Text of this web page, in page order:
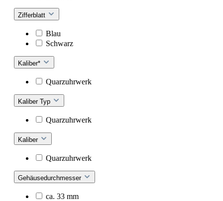
Zifferblatt
Blau
Schwarz
Kaliber*
Quarzuhrwerk
Kaliber Typ
Quarzuhrwerk
Kaliber
Quarzuhrwerk
Gehäusedurchmesser
ca. 33 mm